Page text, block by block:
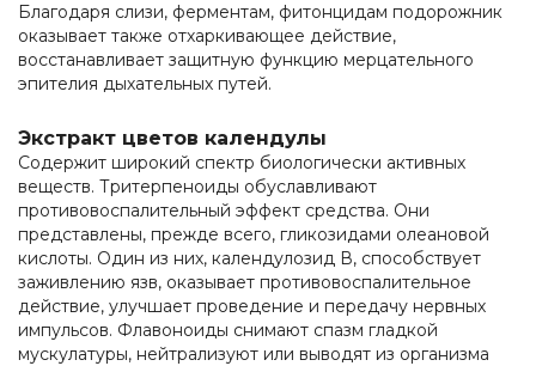
Благодаря слизи, ферментам, фитонцидам подорожник
оказывает также отхаркивающее действие,
восстанавливает защитную функцию мерцательного
эпителия дыхательных путей.
Экстракт цветов календулы
Содержит широкий спектр биологически активных
веществ. Тритерпеноиды обуславливают
противовоспалительный эффект средства. Они
представлены, прежде всего, гликозидами олеановой
кислоты. Один из них, календулозид В, способствует
заживлению язв, оказывает противовоспалительное
действие, улучшает проведение и передачу нервных
импульсов. Флавоноиды снимают спазм гладкой
мускулатуры, нейтрализуют или выводят из организма